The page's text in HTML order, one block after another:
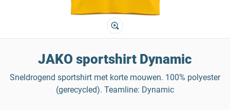
JAKO sportshirt Dynamic
Sneldrogend sportshirt met korte mouwen. 100% polyester
(gerecycled). Teamline: Dynamic